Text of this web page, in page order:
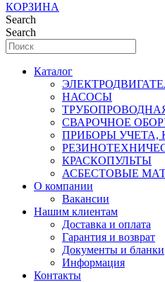
КОРЗИНА
Search
Search
Каталог
НАСОСЫ
СВАРОЧНОЕ
ПРИБОРЫ УЧЕТА,
КРАСКОПУЛЬТЫ
АСБЕСТОВЫЕ
О компании
Вакансии
Нашим клиентам
Доставка и оплата
Гарантия и возврат
Документы и бланки
Информация
Контакты